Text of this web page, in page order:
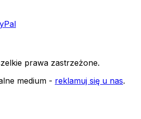
prawa zastrzeżone.
medium - reklamuj się u nas.